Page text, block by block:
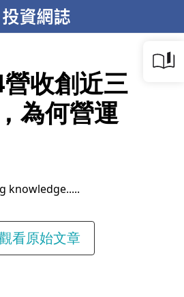
收創近三
為何營運
knowledge...
看原始文章